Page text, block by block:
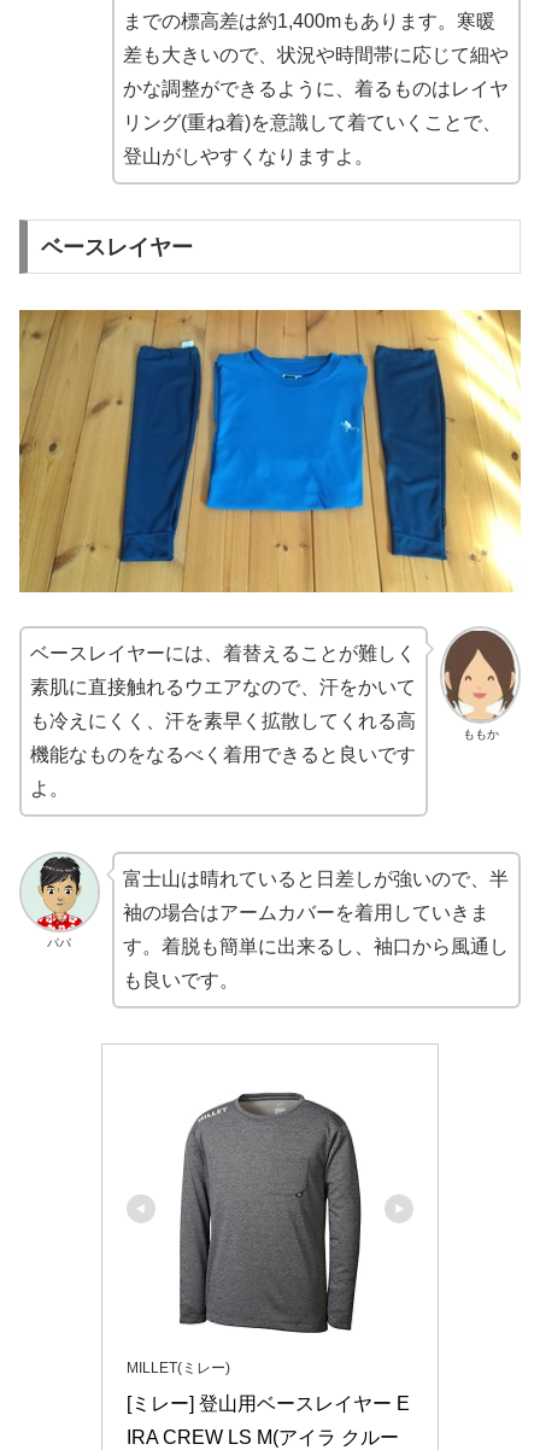
までの標高差は約1,400mもあります。寒暖
差も大きいので、状況や時間帯に応じて細や
かな調整ができるように、着るものはレイヤ
リング(重ね着)を意識して着ていくことで、
登山がしやすくなりますよ。
ベースレイヤー
ももか
ベースレイヤーには、着替えることが難しく
素肌に直接触れるウエアなので、汗をかいて
も冷えにくく、汗を素早く拡散してくれる高
機能なものをなるべく着用できると良いです
よ。
パパ
富士山は晴れていると日差しが強いので、半
袖の場合はアームカバーを着用していきま
す。着脱も簡単に出来るし、袖口から風通し
も良いです。
MILLET(ミレー)
[ミレー] 登山用ベースレイヤー E
IRA CREW LS M(アイラ クルー